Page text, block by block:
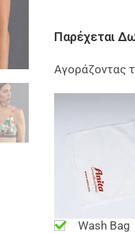
Παρέχεται
Αγοράζοντας
Wash Bag